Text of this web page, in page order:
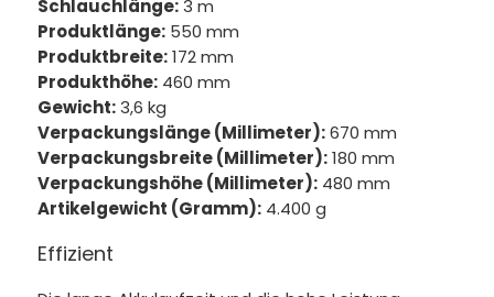
Schlauchlänge:3 m
Produktlänge:550 mm
Produktbreite:172 mm
Produkthöhe:460 mm
Gewicht:3,6 kg
Verpackungslänge (Millimeter):670 mm
Verpackungsbreite (Millimeter):180 mm
Verpackungshöhe (Millimeter):480 mm
Artikelgewicht (Gramm):4.400 g
Effizient